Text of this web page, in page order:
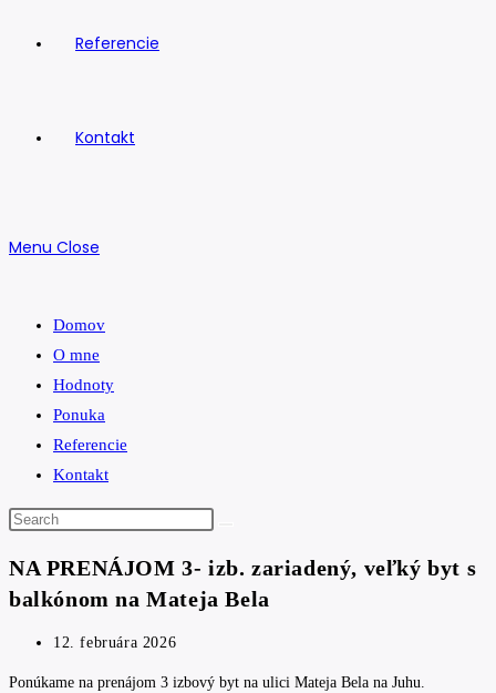
Referencie
Kontakt
Menu Close
Domov
O mne
Hodnoty
Ponuka
Referencie
Kontakt
Search
website
NA PRENÁJOM 3- izb. zariadený, veľký byt s
balkónom na Mateja Bela
Post
12. februára 2026
Ponúkame na prenájom 3 izbový byt na ulici Mateja Bela na Juhu.